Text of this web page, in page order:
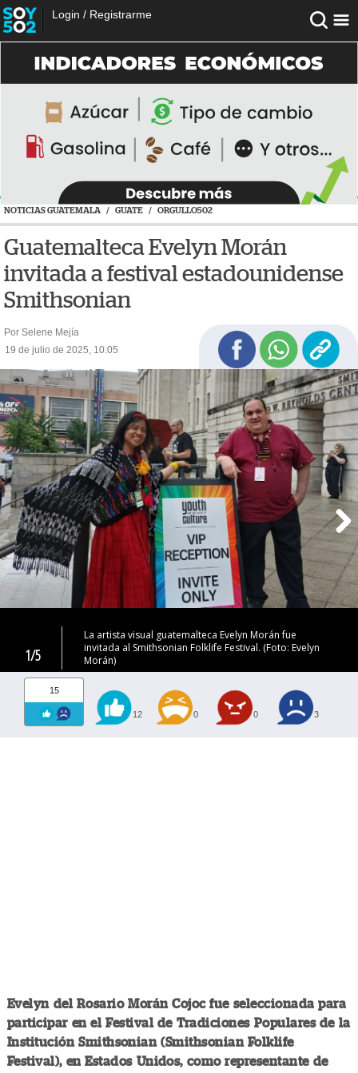
Login / Registrarme
NOTICIAS GUATEMALA / GUATE / ORGULLO502
Guatemalteca Evelyn Morán
invitada a festival estadounidense
Smithsonian
Por Selene Mejía
19 de julio de 2025, 10:05
1/5
La artista visual guatemalteca Evelyn Morán fue
invitada al Smithsonian Folklife Festival. (Foto: Evelyn
Morán)
15
12 0 0 3
Evelyn del Rosario Morán Cojoc fue seleccionada para
participar en el Festival de Tradiciones Populares de la
Institución Smithsonian (Smithsonian Folklife
Festival), en Estados Unidos, como representante de